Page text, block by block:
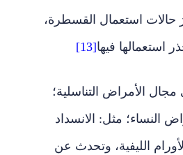
حالات استعمال القسطرة،
استعمالها فيها[13]
الأمراض التناسلية؛
مثل: الانسداد
الليفية، وتحدث عن